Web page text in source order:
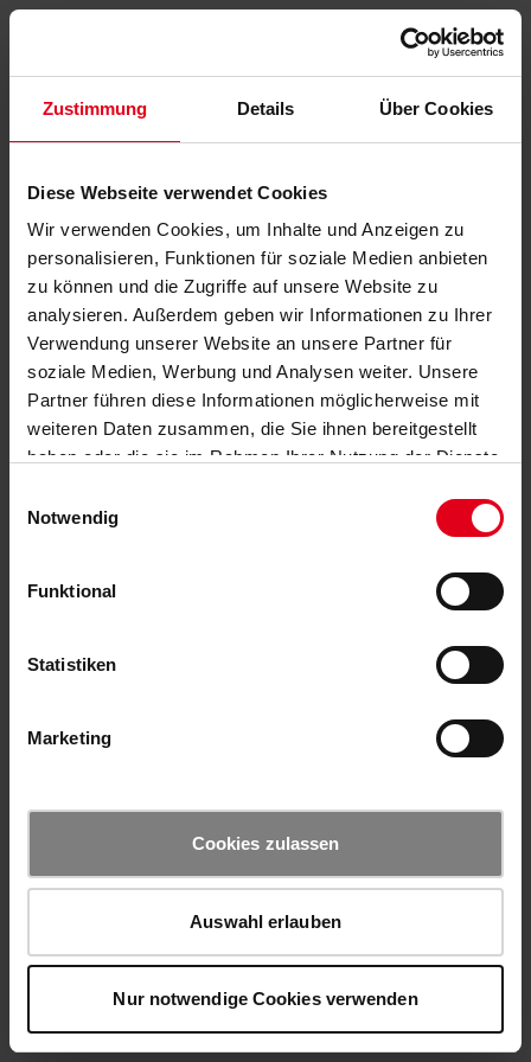
Zustimmung Details Über Cookies
Diese Webseite verwendet Cookies
Wir verwenden Cookies, um Inhalte und Anzeigen zu
personalisieren, Funktionen für soziale Medien anbieten
zu können und die Zugriffe auf unsere Website zu
analysieren. Außerdem geben wir Informationen zu Ihrer
Verwendung unserer Website an unsere Partner für
soziale Medien, Werbung und Analysen weiter. Unsere
Partner führen diese Informationen möglicherweise mit
weiteren Daten zusammen, die Sie ihnen bereitgestellt
haben oder die sie im Rahmen Ihrer Nutzung der Dienste
Notwendig
Funktional
Statistiken
Marketing
Cookies zulassen
Auswahl erlauben
Nur notwendige Cookies verwenden